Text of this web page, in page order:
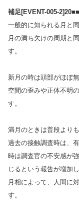
補足[EVENT-005-2]
一般的に知られる月と
月の満ち欠けの周期と
す。
新月の時は頭部がほぼ
空間の歪みや正体不明
す。
満月のときは普段より
過去の接触調査時は、
時は調査官の不安感が
じるという報告が増加し
月相によって、人間に
す。